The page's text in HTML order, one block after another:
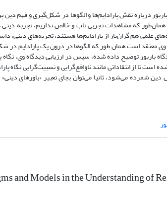
باربور درباره نقش پارادایم‌ها و الگوها در شکل‌گیری و فهم
که مشاهدات تجربی ناب و خالص نداریم، تجربه
علمی هم گران‌بار از پارادایم‌ها هستند، تجربه‌های دینی،
وی معتقد است همان طور که الگوها در درون یک پارادایم
باربور توضیح داده شده، سپس در ارزیابی دیدگاه وی،
تا از انتقاداتی مانند ناواقع‌گرایی و نسبیت‌گرایی نگاه
شمرده می‌شود، ثانیا می‌توان بجای تعبیر «باورهای
and Models in the Understanding of